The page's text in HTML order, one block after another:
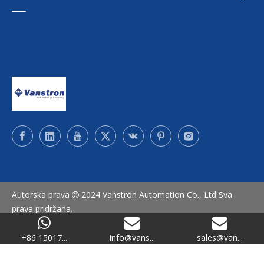
+86 15017... info@vans... sales@van...
Autorska prava  2024 Vanstron Automation Co., Ltd Sva
prava pridržana.
Politika privatnosti